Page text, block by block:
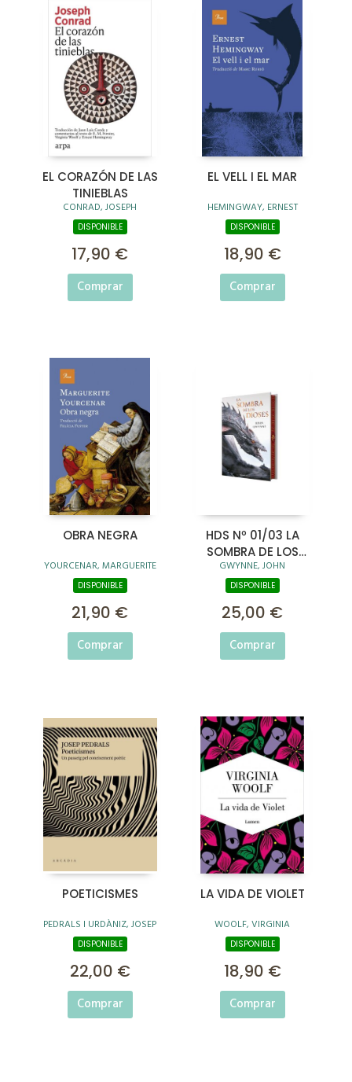
EL CORAZÓN DE LAS
TINIEBLAS
CONRAD, JOSEPH
DISPONIBLE
17,90 €
Comprar
EL VELL I EL MAR
HEMINGWAY, ERNEST
DISPONIBLE
18,90 €
Comprar
OBRA NEGRA
YOURCENAR, MARGUERITE
DISPONIBLE
21,90 €
Comprar
HDS Nº 01/03 LA
SOMBRA DE LOS
DIOSES (CANTOS
TINTADOS)
GWYNNE, JOHN
DISPONIBLE
25,00 €
Comprar
POETICISMES
PEDRALS I URDÀNIZ, JOSEP
DISPONIBLE
22,00 €
Comprar
LA VIDA DE VIOLET
WOOLF, VIRGINIA
DISPONIBLE
18,90 €
Comprar